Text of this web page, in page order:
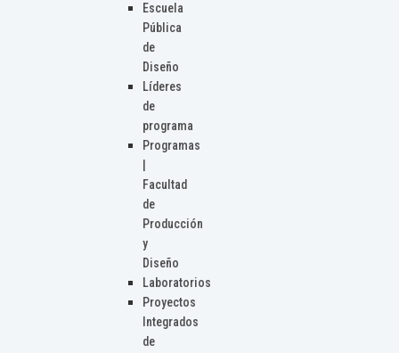
Escuela
Pública
de
Diseño
Líderes
de
programa
Programas
Facultad
de
Producción
y
Diseño
Laboratorios
Proyectos
Integrados
de